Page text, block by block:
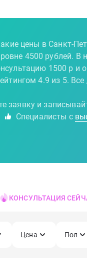
цены в Санкт-
4500 рублей. В
1500 р
4.9 из 5.
заявку и
Специалисты с
КОНСУЛЬТАЦИЯ
Цена Пол